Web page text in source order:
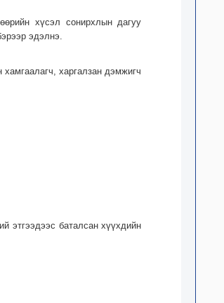
хүсэл сонирхлын дагуу
эдэлнэ.
харгалзан дэмжигч
этгээдээс баталсан хүүхдийн